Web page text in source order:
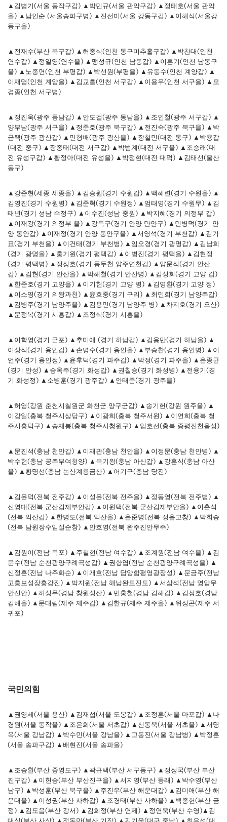
▲김병기(서울 동작구갑) ▲박민규(서울 관악구갑) ▲정태호(서울 관악
을) ▲남인순 (서울송파구병) ▲진선미(서울 강동구갑) ▲이해식(서울강
동구을)
▲전재수(부산 북구갑) ▲허종식(인천 동구미추홀구갑) ▲박찬대(인천
연수갑) ▲정일영(연수을) ▲맹성규(인천 남동갑) ▲이훈기(인천 남동구
을) ▲노종면(인천 부평갑) ▲박선원(부평을) ▲유동수(인천 계양갑) ▲
이재명(인천 계양을) ▲김교흥(인천 서구갑) ▲이용우(인천 서구을) ▲모
경종(인천 서구병)
▲정진욱(광주 동남갑) ▲안도걸(광주 동남을) ▲조인철(광주 서구갑) ▲
양부남(광주 서구을) ▲정준호(광주 북구갑) ▲전진숙(광주 북구을) ▲박
균택(광주 광산갑) ▲민형배(광주 광산을) ▲장철민(대전 동구) ▲박용갑
(대전 중구) ▲장종태(대전 서구갑) ▲박범계(대전 서구을) ▲조승래(대
전 유성구갑) ▲황정아(대전 유성을) ▲박정현(대전 대덕) ▲김태선(울산
동구)
▲강준현(세종 세종을) ▲김승원(경기 수원갑) ▲백혜련(경기 수원을) ▲
김영진(경기 수원병) ▲김준혁(경기 수원정) ▲엄태영(경기 수원무) ▲김
태년(경기 성남 수정구) ▲이수진(성남 중원) ▲박지혜(경기 의정부 갑)
▲이재강(경기 의정부 을) ▲강득구(경기 안양 만안구) ▲민병덕(경기 안
양 동안갑) ▲이재정(경기 안양 동안구을) ▲서영석(경기 부천갑) ▲김기
표(경기 부천을) ▲이건태(경기 부천병) ▲임오경(경기 광명갑) ▲김남희
(경기 광명을) ▲홍기원(경기 평택갑) ▲이병진(경기 평택을) ▲김현정
(경기 평택병) ▲정성호(경기 동두천 양주연천갑) ▲양문석(경기 안산
갑) ▲김현(경기 안산을) ▲박해철(경기 안산병) ▲김성회(경기 고양 갑)
▲한준호(경기 고양을) ▲이기헌(경기 고양 병) ▲김영환(경기 고양 정)
▲이소영(경기 의왕과천) ▲윤호중(경기 구리) ▲최민희(경기 남양주갑)
▲김병주(경기 남양주을) ▲김용민(경기 남양주 병) ▲차지호(경기 오산)
▲문정복(경기 시흥갑) ▲조정식(경기 시흥을)
▲이학영(경기 군포) ▲추미애 (경기 하남갑) ▲김용만(경기 하남을) ▲
이상식(경기 용인갑) ▲손명수(경기 용인을) ▲부승찬(경기 용인병) ▲이
언주(경기 용인정) ▲윤후덕(경기 파주갑) ▲박정(경기 파주을) ▲윤종균
(경기 안성) ▲송옥주(경기 화성갑) ▲권칠승(경기 화성병) ▲전용기(경
기 화성정) ▲소병훈(경기 광주갑) ▲안태준(경기 광주을)
▲허영(강원 춘천시철원군 화천군 양구군갑) ▲송기헌(강원 원주을) ▲
이강일(충북 청주시상당구) ▲이광희(충북 청주서원) ▲이연희(충북 청
주시흥덕구) ▲송재봉(충북 청주시청원구) ▲임호선(충북 증평진천음성)
▲문진석(충남 천안갑) ▲이재관(충남 천안을) ▲이정문(충남 천안병) ▲
박수현(충남 공주부여청양) ▲복기왕(충남 아산갑) ▲강훈식(충남 아산
을) ▲황명선(충남 논산계룡금산) ▲어기구(충남 당진)
▲김윤덕(전북 전주갑) ▲이성윤(전북 전주을) ▲정동영(전북 전주병) ▲
신영대(전북 군산김제부안갑) ▲이원택(전북 군산김제부안을) ▲이춘석
(전북 익산갑) ▲한병도(전북 익산을) ▲윤준병(전북 정읍고창) ▲박희승
(전북 남원장수임실순창) ▲안호영(전북 완주진안무주)
▲김원이(전남 목포) ▲주철현(전남 여수갑) ▲조계원(전남 여수을) ▲김
문수(전남 순천광양구례곡성갑) ▲권향엽(전남 순천광양구례곡성을) ▲
신정훈(전남 나주화순) ▲이개호(전남 담양함평영광장성) ▲문금주(전남
고흥보성장흥강진) ▲박지원(전남 해남완도진도) ▲서삼석(전남 영암무
안신안) ▲허성무(경남 창원성산) ▲민홍철(경남 김해갑) ▲김정호(경남
김해을) ▲문대림(제주 제주갑) ▲김한규(제주 제주을) ▲위성곤(제주 서
귀포)
국민의힘
▲권영세(서울 용산) ▲김재섭(서울 도봉갑) ▲조정훈(서울 마포갑) ▲나
경원(서울 동작을) ▲조은희(서울 서초갑) ▲신동욱(서울 서초을) ▲서명
옥(서울 강남갑) ▲박수민(서울 강남을) ▲고동진(서울 강남병) ▲박정훈
(서울 송파구갑) ▲배현진(서울 송파을)
▲조승환(부산 중영도구) ▲곽규택(부산 서구동구) ▲정성국(부산 부산
진구갑) ▲이헌승(부산 부산진구을) ▲서지영(부산 동래) ▲박수영(부산
남구) ▲박성훈(부산 북구을) ▲주진우(부산 해운대갑) ▲김미애(부산 해
운대을) ▲이성권(부산 사하갑) ▲조경태(부산 사하을) ▲백종헌(부산 금
정) ▲김도읍(부산 강서) ▲김희정(부산 연제) ▲정연욱(부산 수영)▲김